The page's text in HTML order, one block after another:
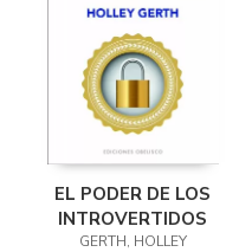
EL PODER DE LOS
INTROVERTIDOS
GERTH, HOLLEY